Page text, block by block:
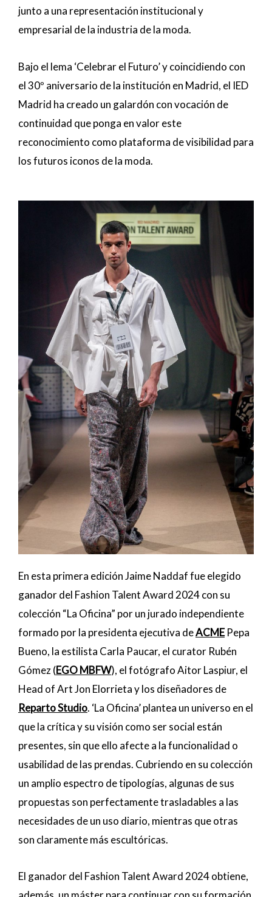
junto a una representación institucional y
empresarial de la industria de la moda.
Bajo el lema ‘Celebrar el Futuro’ y coincidiendo con
el 30º aniversario de la institución en Madrid, el IED
Madrid ha creado un galardón con vocación de
continuidad que ponga en valor este
reconocimiento como plataforma de visibilidad para
los futuros iconos de la moda.
En esta primera edición Jaime Naddaf fue elegido
ganador del Fashion Talent Award 2024 con su
colección “La Oficina” por un jurado independiente
formado por la presidenta ejecutiva deACMEPepa
Bueno, la estilista Carla Paucar, el curator Rubén
Gómez (EGO MBFW), el fotógrafo Aitor Laspiur, el
Head of Art Jon Elorrieta y los diseñadores de
Reparto Studio. ‘La Oficina’ plantea un universo en el
que la crítica y su visión como ser social están
presentes, sin que ello afecte a la funcionalidad o
usabilidad de las prendas. Cubriendo en su colección
un amplio espectro de tipologías, algunas de sus
propuestas son perfectamente trasladables a las
necesidades de un uso diario, mientras que otras
son claramente más escultóricas.
El ganador del Fashion Talent Award 2024 obtiene,